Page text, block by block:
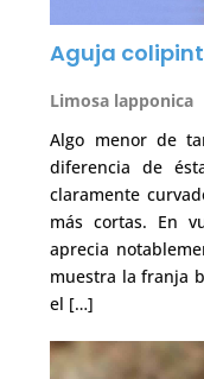
Aguja
Limosa lapponica
Algo menor de
diferencia de
claramente
más cortas. En
aprecia
muestra la franja
el […]